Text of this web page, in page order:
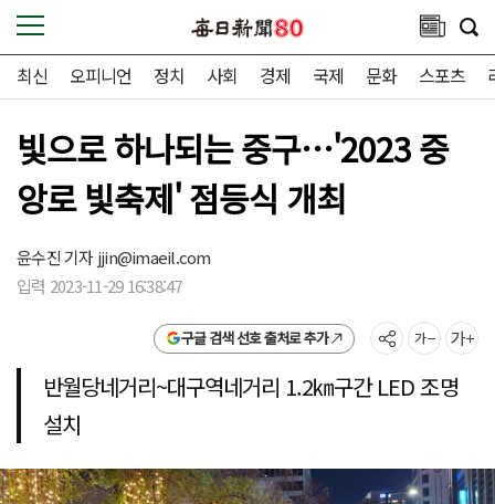
최신 오피니언 정치 사회 경제 국제 문화 스포츠
빛으로 하나되는 중구…'2023 중
앙로 빛축제' 점등식 개최
윤수진 기자jjin@imaeil.com
입력 2023-11-29 16:38:47
구글 검색 선호 출처로 추가
반월당네거리~대구역네거리 1.2㎞구간 LED 조명
설치